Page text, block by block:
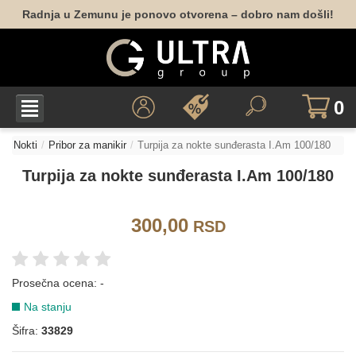
Radnja u Zemunu je ponovo otvorena – dobro nam došli!
0
Nokti Pribor za manikir Turpija za nokte sunđerasta I.Am 100/180
Turpija za nokte sunđerasta I.Am 100/180
300,00RSD
Prosečna ocena: -
Na stanju
Šifra: 33829